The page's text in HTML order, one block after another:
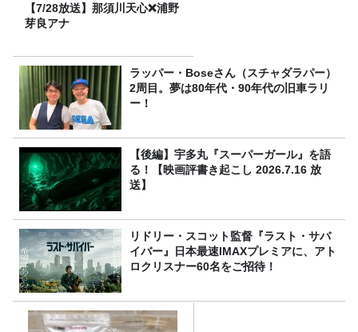
【7/28放送】那須川天心❌浦野
芽良アナ
ラッパー・Boseさん（スチャダラパー）
2周目。夢は80年代・90年代の旧車ラリ
ー！
【後編】宇多丸『スーパーガール』を語
る！【映画評書き起こし 2026.7.16 放
送】
リドリー・スコット監督『ラスト・サバ
イバー』日本最速IMAXプレミアに、アト
ロクリスナー60名をご招待！